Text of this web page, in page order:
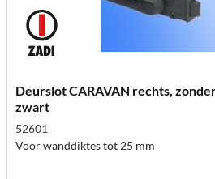
Deurslot CARAVAN rechts,
zwart
52601
Voor wanddiktes tot 25 mm